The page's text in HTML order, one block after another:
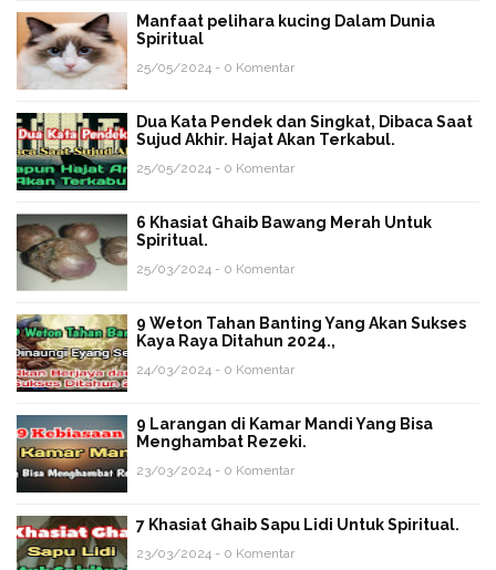
Manfaat pelihara kucing Dalam Dunia
Spiritual
25/05/2024 - 0 Komentar
Dua Kata Pendek dan Singkat, Dibaca Saat
Sujud Akhir. Hajat Akan Terkabul.
25/05/2024 - 0 Komentar
6 Khasiat Ghaib Bawang Merah Untuk
Spiritual.
25/03/2024 - 0 Komentar
9 Weton Tahan Banting Yang Akan Sukses
Kaya Raya Ditahun 2024.,
24/03/2024 - 0 Komentar
9 Larangan di Kamar Mandi Yang Bisa
Menghambat Rezeki.
23/03/2024 - 0 Komentar
7 Khasiat Ghaib Sapu Lidi Untuk Spiritual.
23/03/2024 - 0 Komentar